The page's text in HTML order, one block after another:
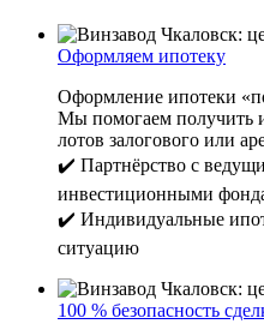
Оформляем ипотеку
Оформление ипотеки
Мы помогаем получить
лотов залогового или
✔️ Партнёрство с
инвестиционными
✔️ Индивидуальные
ситуацию
100 % безопасность